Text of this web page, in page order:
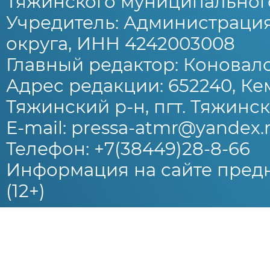
Учредитель:
округа, ИНН 4242003008
Главный редактор:
Адрес редакции: 652240,
Тяжинский р-н, пгт.
E-mail: pressa-
Телефон: +7(38449)28-8-66
Информация на сайте
(12+)